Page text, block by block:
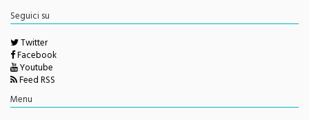
Seguici su
Twitter
Facebook
Youtube
Feed RSS
Menu